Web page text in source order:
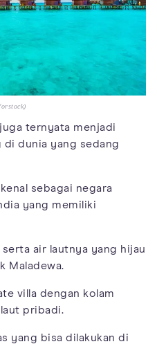
ternyata menjadi
dunia yang sedang
sebagai negara
yang memiliki
air lautnya yang hijau
Maladewa.
villa dengan kolam
pribadi.
yang bisa dilakukan di